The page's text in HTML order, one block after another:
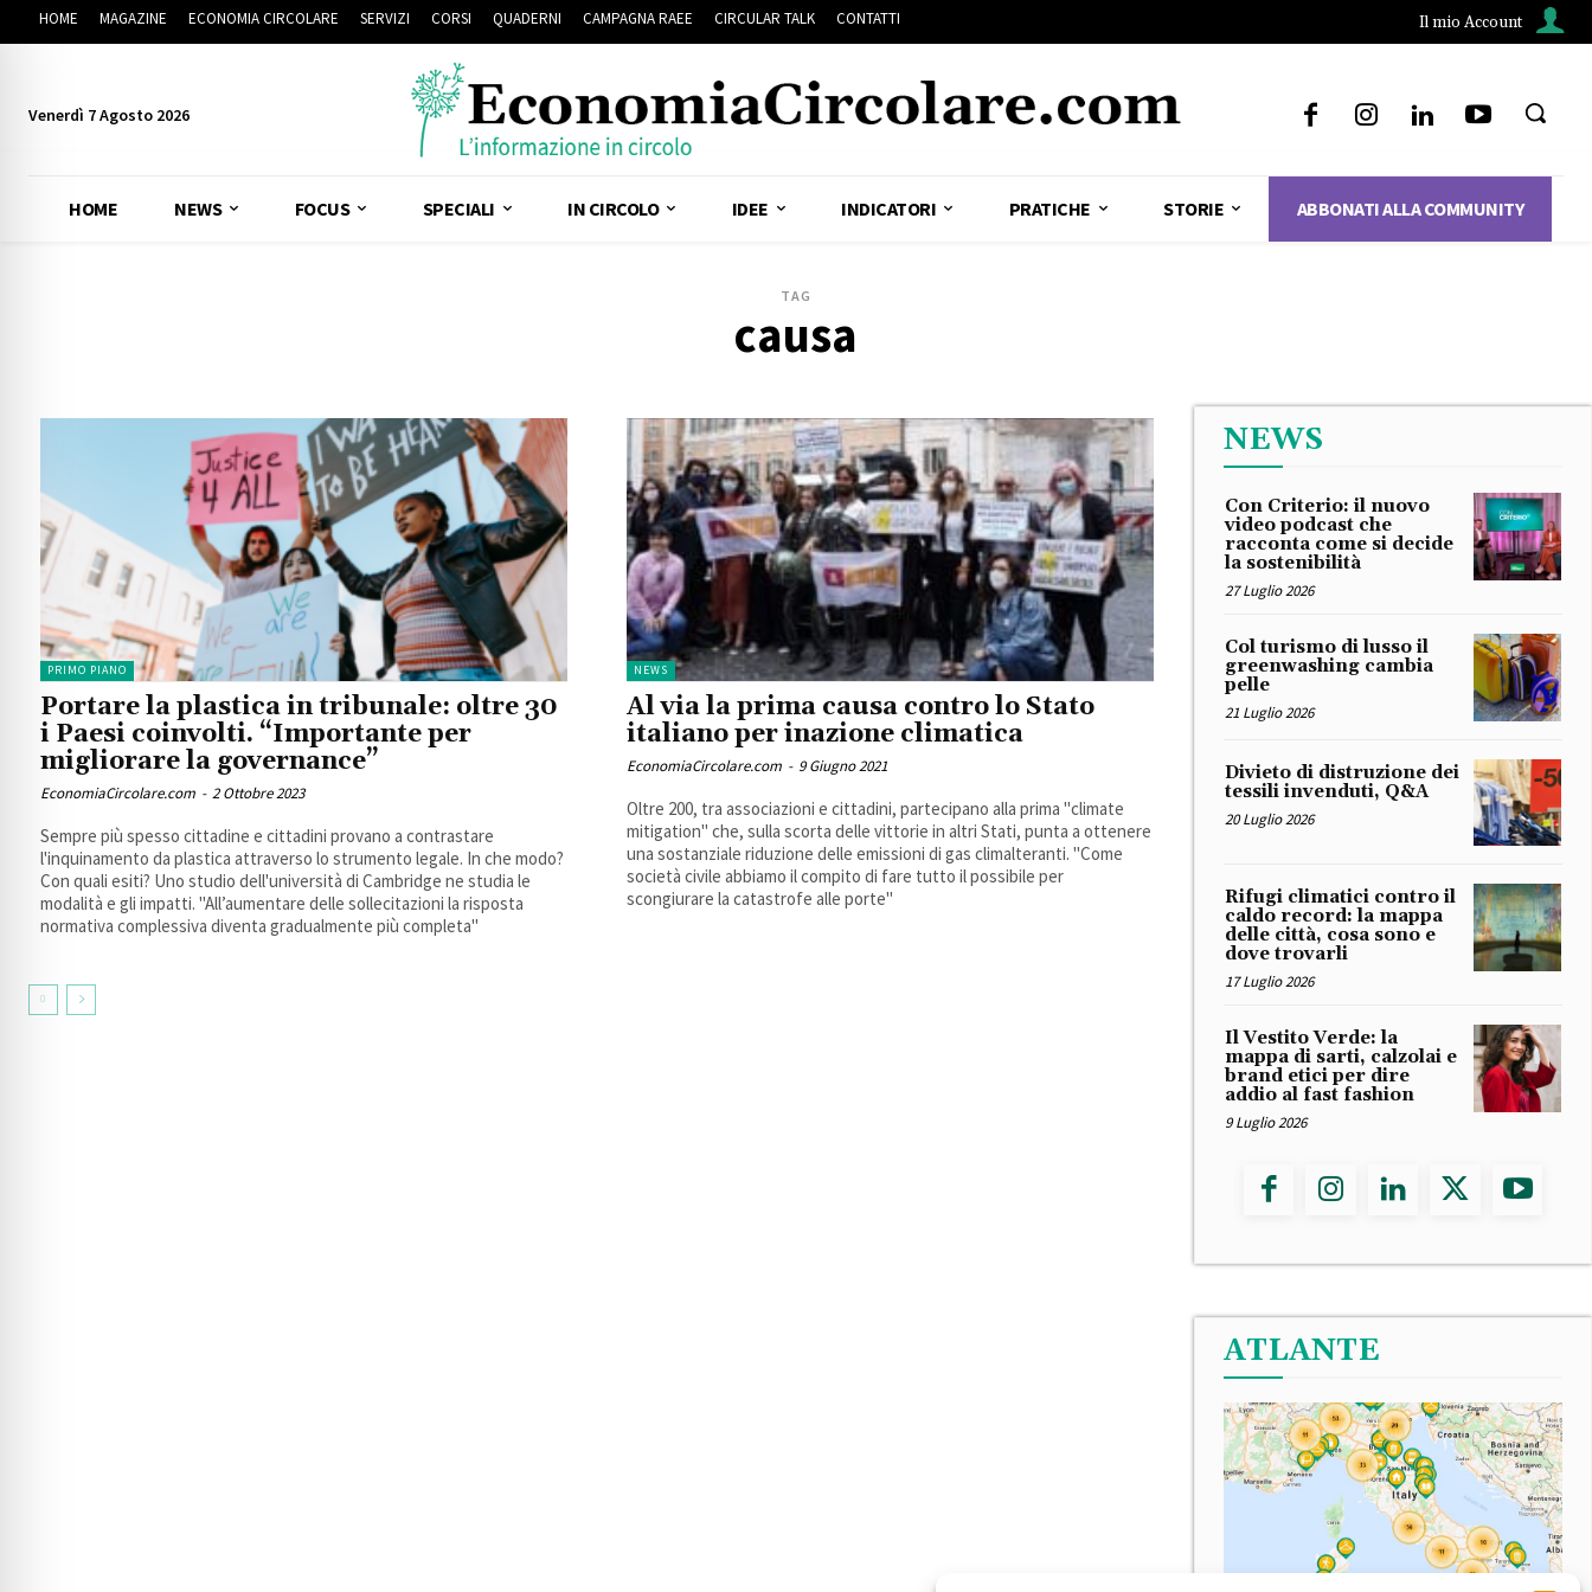
HOME MAGAZINE ECONOMIA CIRCOLARE SERVIZI CORSI QUADERNI CAMPAGNA RAEE CIRCULAR TALK CONTATTI Il mio Account
Venerdì 7 Agosto 2026
HOME NEWS FOCUS SPECIALI IN CIRCOLO IDEE INDICATORI PRATICHE STORIE ABBONATI ALLA COMMUNITY
TAG
causa
PRIMO PIANO
Portare la plastica in tribunale: oltre 30
i Paesi coinvolti. “Importante per
migliorare la governance”
EconomiaCircolare.com - 2 Ottobre 2023
Sempre più spesso cittadine e cittadini provano a contrastare
l'inquinamento da plastica attraverso lo strumento legale. In che modo?
Con quali esiti? Uno studio dell'università di Cambridge ne studia le
modalità e gli impatti. "All’aumentare delle sollecitazioni la risposta
normativa complessiva diventa gradualmente più completa"
NEWS
Al via la prima causa contro lo Stato
italiano per inazione climatica
EconomiaCircolare.com - 9 Giugno 2021
Oltre 200, tra associazioni e cittadini, partecipano alla prima "climate
mitigation" che, sulla scorta delle vittorie in altri Stati, punta a ottenere
una sostanziale riduzione delle emissioni di gas climalteranti. "Come
società civile abbiamo il compito di fare tutto il possibile per
scongiurare la catastrofe alle porte"
NEWS
Con Criterio: il nuovo
video podcast che
racconta come si decide
la sostenibilità
27 Luglio 2026
Col turismo di lusso il
greenwashing cambia
pelle
21 Luglio 2026
Divieto di distruzione dei
tessili invenduti, Q&A
20 Luglio 2026
Rifugi climatici contro il
caldo record: la mappa
delle città, cosa sono e
dove trovarli
17 Luglio 2026
Il Vestito Verde: la
mappa di sarti, calzolai e
brand etici per dire
addio al fast fashion
9 Luglio 2026
ATLANTE